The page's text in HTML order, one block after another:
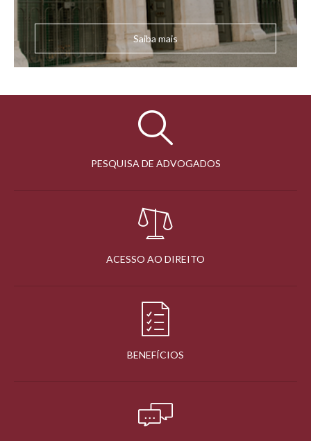
Saiba mais
PESQUISA DE ADVOGADOS
ACESSO AO DIREITO
BENEFÍCIOS